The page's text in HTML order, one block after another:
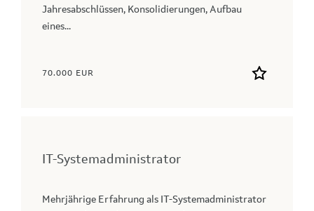
Jahresabschlüssen, Konsolidierungen, Aufbau
eines...
70.000 EUR
IT-Systemadministrator
Mehrjährige Erfahrung als IT-Systemadministrator